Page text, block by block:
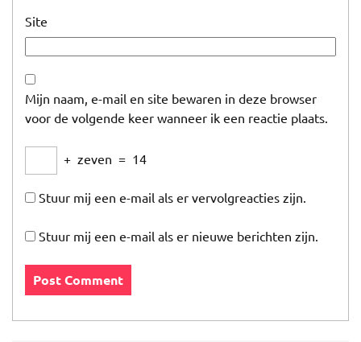
Site
Mijn naam, e-mail en site bewaren in deze browser
voor de volgende keer wanneer ik een reactie plaats.
+ zeven = 14
Stuur mij een e-mail als er vervolgreacties zijn.
Stuur mij een e-mail als er nieuwe berichten zijn.